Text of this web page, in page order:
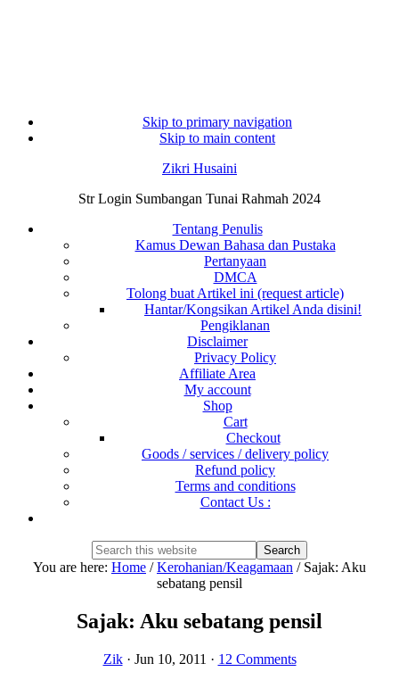
Skip to primary navigation
Skip to main content
Zikri Husaini
Str Login Sumbangan Tunai Rahmah 2024
Tentang Penulis
Kamus Dewan Bahasa dan Pustaka
Pertanyaan
DMCA
Tolong buat Artikel ini (request article)
Hantar/Kongsikan Artikel Anda disini!
Pengiklanan
Disclaimer
Privacy Policy
Affiliate Area
My account
Shop
Cart
Checkout
Goods / services / delivery policy
Refund policy
Terms and conditions
Contact Us :
Search
this
Hide
Search
You are here: Home / Kerohanian/Keagamaan /Sajak: Aku
sebatang pensil
Sajak: Aku sebatang pensil
Zik· Jun 10, 2011 · 12 Comments